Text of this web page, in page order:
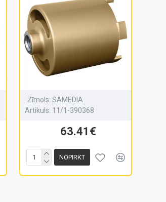
Zīmols: SAMEDIA
Artikuls: 11/1-390368
63.41€
NOPIRKT